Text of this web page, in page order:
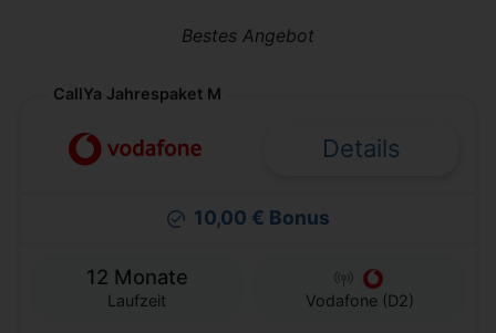
Bestes Angebot
CallYa Jahrespaket M
Details
10,00 € Bonus
12 Monate
Laufzeit Vodafone (D2)